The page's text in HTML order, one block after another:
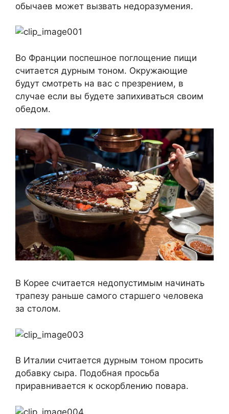
обычаев может вызвать недоразумения.
Во Франции поспешное поглощение пищи
считается дурным тоном. Окружающие
будут смотреть на вас с презрением, в
случае если вы будете запихиваться своим
обедом.
В Корее считается недопустимым начинать
трапезу раньше самого старшего человека
за столом.
В Италии считается дурным тоном просить
добавку сыра. Подобная просьба
приравнивается к оскорблению повара.